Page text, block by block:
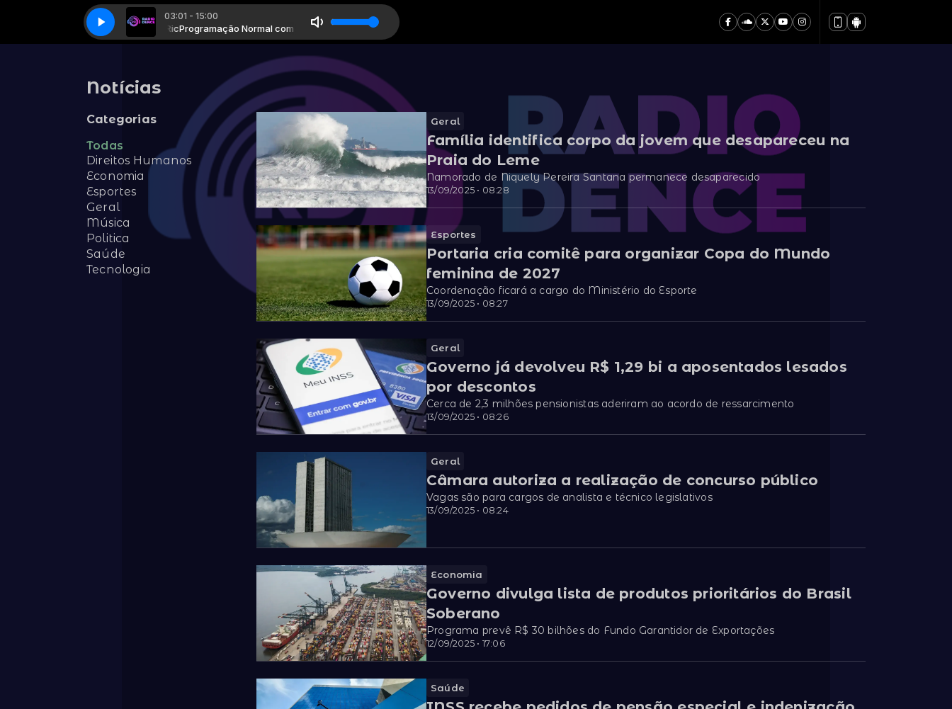
03:01 - 15:00
Programação Normal com Dj Ric Programação Normal com Dj Ric
Média 049 Rádio Dence SB Média 049 Rádio Dence SB
Notícias
Categorias
Todas
Direitos Humanos
Economia
Esportes
Geral
Música
Politica
Saúde
Tecnologia
Geral
13/09/2025 • 08:28
Família identifica corpo da jovem que desapareceu na
Praia do Leme
Namorado de Niquely Pereira Santana permanece desaparecido
Esportes
13/09/2025 • 08:27
Portaria cria comitê para organizar Copa do Mundo
feminina de 2027
Coordenação ficará a cargo do Ministério do Esporte
Geral
13/09/2025 • 08:26
Governo já devolveu R$ 1,29 bi a aposentados lesados
por descontos
Cerca de 2,3 milhões pensionistas aderiram ao acordo de ressarcimento
Geral
13/09/2025 • 08:24
Câmara autoriza a realização de concurso público
Vagas são para cargos de analista e técnico legislativos
Economia
12/09/2025 • 17:06
Governo divulga lista de produtos prioritários do Brasil
Soberano
Programa prevê R$ 30 bilhões do Fundo Garantidor de Exportações
Saúde